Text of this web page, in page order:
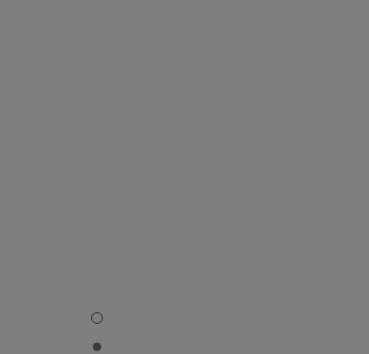
ROUGE ALLURE LAQUE - Immagine
ROUGE ALLURE LAQUE - Vista